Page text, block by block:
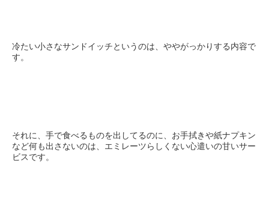
冷たい小さなサンドイッチというのは、ややがっかりする内容で
す。
それに、手で食べるものを出してるのに、お手拭きや紙ナプキン
など何も出さないのは、エミレーツらしくない心遣いの甘いサー
ビスです。